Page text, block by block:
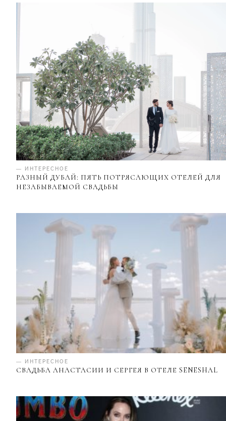
— ИНТЕРЕСНОЕ
РАЗНЫЙ ДУБАЙ: ПЯТЬ ПОТРЯСАЮЩИХ ОТЕЛЕЙ ДЛЯ
НЕЗАБЫВАЕМОЙ СВАДЬБЫ
— ИНТЕРЕСНОЕ
СВАДЬБА АНАСТАСИИ И СЕРГЕЯ В ОТЕЛЕ SENESHAL